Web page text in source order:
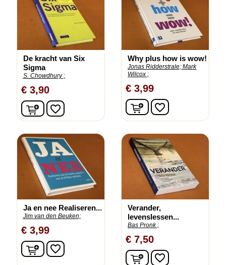
De kracht van Six
Sigma
S. Chowdhury ;
€ 3,90
In winkelwagen
favorite_border
Why plus how is wow!
Jonas Ridderstrale; Mark
Wilcox ;
€ 3,99
In winkelwagen
favorite_border
Ja en nee Realiseren...
Jim van den Beuken;
€ 3,99
In winkelwagen
favorite_border
Verander,
levenslessen...
Bas Pronk ;
€ 7,50
In winkelwagen
favorite_border